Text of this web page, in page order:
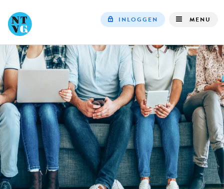
navigation
INLOGGEN MENU